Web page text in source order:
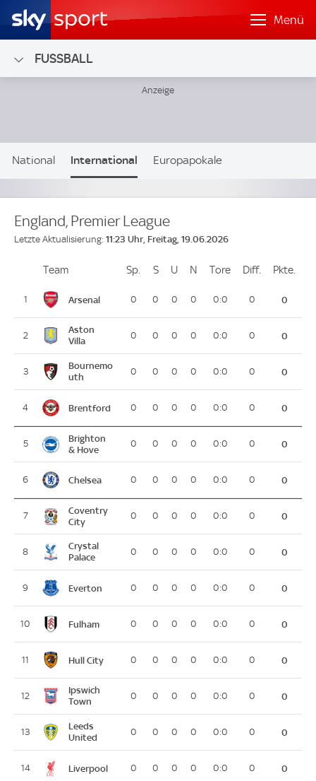
Menü
FUSSBALL
National International Europapokale
Nationalteams
England, Premier League
Letzte Aktualisierung: 11:23 Uhr, Freitag, 19.06.2026
PlatzTeam Sp. Spiele
SSiege
U Unentschieden
N Niederlagen
Tore ToreDiff. Differenz
Pkte.
1 Arsenal 0 0 0 0 0:0 0 0
2
Aston
Villa
0 0 0 0 0:0 0 0
3
Bournemo
uth
0 0 0 0 0:0 0 0
4 Brentford 0 0 0 0 0:0 0 0
5
Brighton
& Hove
0 0 0 0 0:0 0 0
6 Chelsea 0 0 0 0 0:0 0 0
7
Coventry
City
0 0 0 0 0:0 0 0
8
Crystal
Palace
0 0 0 0 0:0 0 0
9 Everton 0 0 0 0 0:0 0 0
10 Fulham 0 0 0 0 0:0 0 0
11 Hull City 0 0 0 0 0:0 0 0
12
Ipswich
Town
0 0 0 0 0:0 0 0
13
Leeds
United
0 0 0 0 0:0 0 0
14 Liverpool 0 0 0 0 0:0 0 0